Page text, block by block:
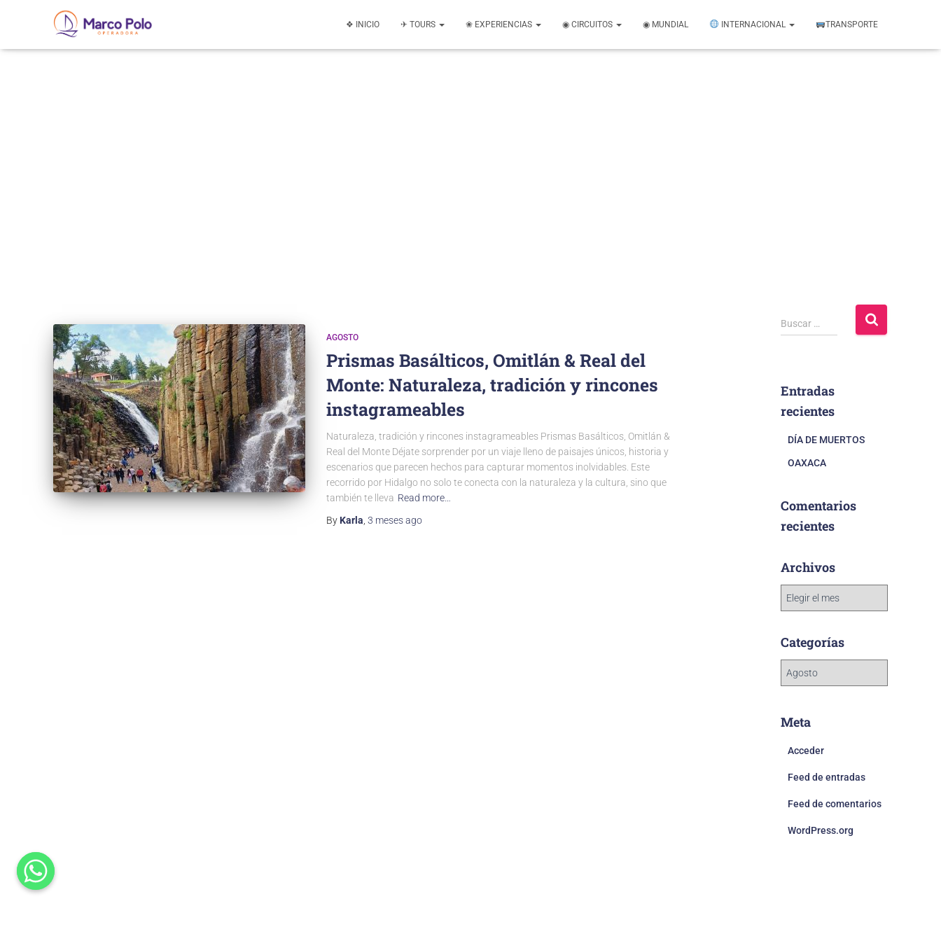
❖ INICIO ✈ TOURS ❀ EXPERIENCIAS ◉ CIRCUITOS ◉ MUNDIAL INTERNACIONAL TRANSPORTE
AGOSTO
Prismas Basálticos, Omitlán & Real del
Monte: Naturaleza, tradición y rincones
instagrameables
Naturaleza, tradición y rincones instagrameables Prismas Basálticos, Omitlán &
Real del Monte Déjate sorprender por un viaje lleno de paisajes únicos, historia y
escenarios que parecen hechos para capturar momentos inolvidables. Este
recorrido por Hidalgo no solo te conecta con la naturaleza y la cultura, sino que
también te lleva Read more…
By Karla ,3 mesesago
Buscar …
Entradas
recientes
DÍA DE MUERTOS
OAXACA
Comentarios
recientes
Archivos
Categorías
Meta
Acceder
Feed de entradas
Feed de comentarios
WordPress.org